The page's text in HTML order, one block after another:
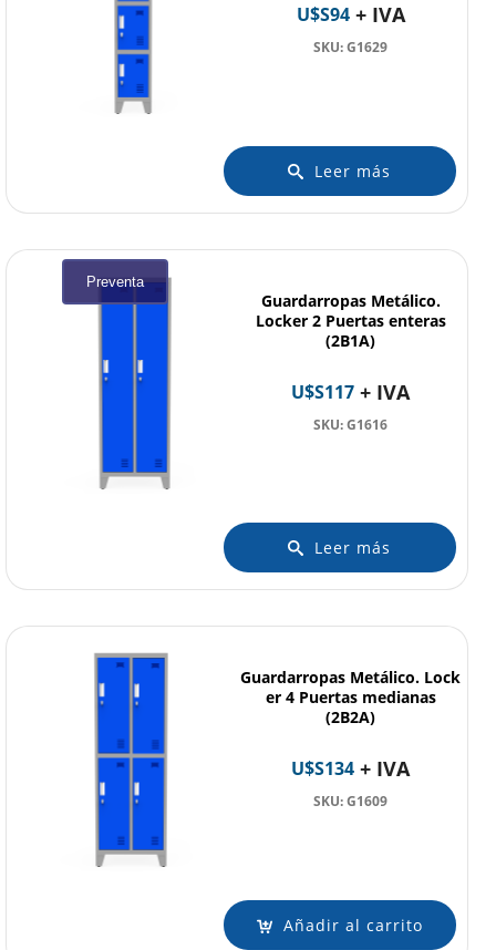
U$S94+ IVA
SKU: G1629
Leer más
Guardarropas Metálico.
Locker 2 Puertas enteras
(2B1A)
Preventa
U$S117 + IVA
SKU: G1616
Leer más
Guardarropas Metálico. Lock
er 4 Puertas medianas
(2B2A)
U$S134 + IVA
SKU: G1609
Añadir al carrito